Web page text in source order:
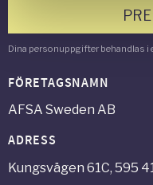
Dina personuppgifter behandlas i
FÖRETAGSNAMN
AFSA Sweden AB
ADRESS
Kungsvägen 61C, 595